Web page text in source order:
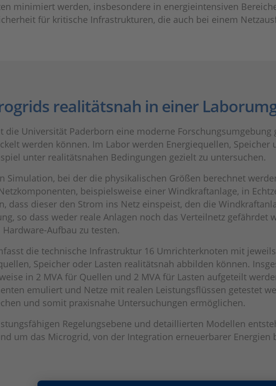
minimiert werden, insbesondere in energieintensiven
für kritische Infrastrukturen, die auch bei einem
realitätsnah in einer
die Universität Paderborn eine moderne
werden können. Im Labor werden Energiequellen,
unter realitätsnahen Bedingungen gezielt zu untersuchen.
Simulation, bei der die physikalischen Größen berechnet
beispielsweise einer Windkraftanlage, in
dass dieser den Strom ins Netz einspeist, den die
so dass weder reale Anlagen noch das Verteilnetz
Aufbau zu testen.
die technische Infrastruktur 16 Umrichterknoten mit
Speicher oder Lasten realitätsnah abbilden können.
in 2 MVA für Quellen und 2 MVA für Lasten aufgeteilt
emuliert und Netze mit realen Leistungsflüssen getestet
und somit praxisnahe Untersuchungen ermöglichen.
Regelungsebene und detaillierten Modellen
um das Microgrid, von der Integration erneuerbarer